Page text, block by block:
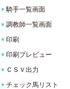
騎手一覧画面
調教師一覧画面
印刷
印刷プレビュー
ＣＳＶ出力
チェック馬リスト